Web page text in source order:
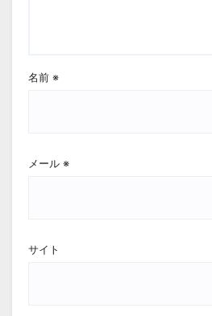
名前 ※
メール ※
サイト